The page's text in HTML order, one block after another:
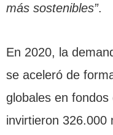
más sostenibles”.
En 2020, la
se aceleró de
globales en
invirtieron 326.000